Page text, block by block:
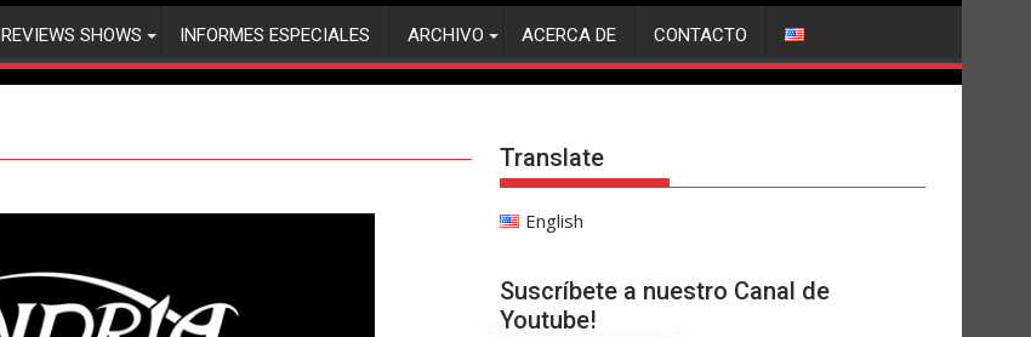
REVIEWS SHOWS INFORMES ESPECIALES ARCHIVO ACERCA DE CONTACTO
Translate
English
Suscríbete a nuestro Canal de
Youtube!